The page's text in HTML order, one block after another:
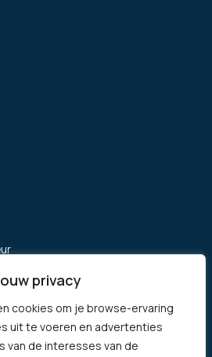
privacy
cookies om je browse-ervaring
uit te voeren en advertenties
van de interesses van de